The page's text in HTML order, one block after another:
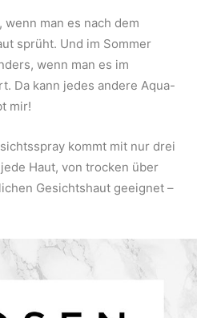
man es nach dem
sprüht. Und im Sommer
wenn man es im
Da kann jedes andere Aqua-
mir!
kommt mit nur drei
Haut, von trocken über
Gesichtshaut geeignet –